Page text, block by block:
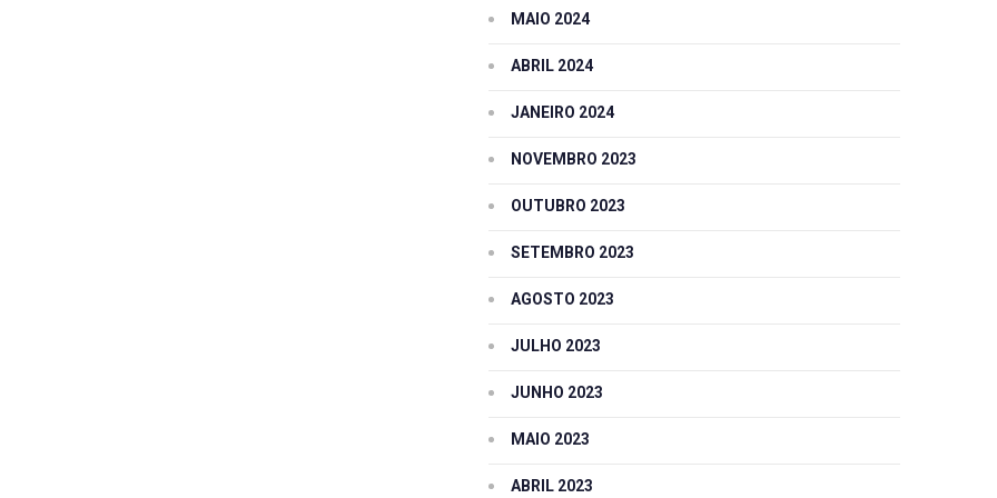
MAIO 2024
ABRIL 2024
JANEIRO 2024
NOVEMBRO 2023
OUTUBRO 2023
SETEMBRO 2023
AGOSTO 2023
JULHO 2023
JUNHO 2023
MAIO 2023
ABRIL 2023